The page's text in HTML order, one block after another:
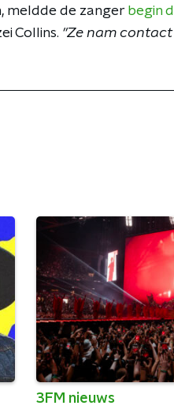
meldde de zanger begin
Collins. "Ze nam
3FM nieuws